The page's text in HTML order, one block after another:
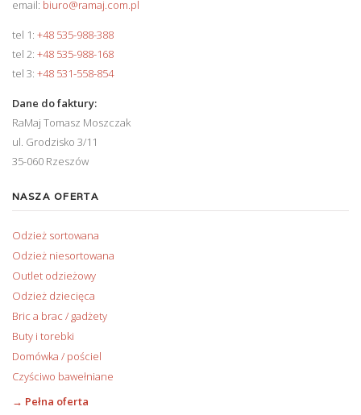
email: biuro@ramaj.com.pl
tel 1: +48 535-988-388
tel 2: +48 535-988-168
tel 3: +48 531-558-854
Dane do faktury:
RaMaj Tomasz Moszczak
ul. Grodzisko 3/11
35-060 Rzeszów
NASZA OFERTA
Odzież sortowana
Odzież niesortowana
Outlet odzieżowy
Odzież dziecięca
Bric a brac / gadżety
Buty i torebki
Domówka / pościel
Czyściwo bawełniane
→ Pełna oferta